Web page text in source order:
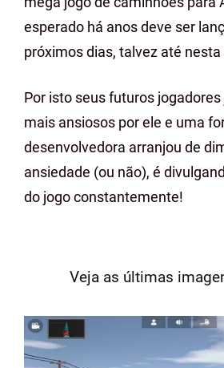
esperado há anos deve ser
próximos dias, talvez até
Por isto seus futuros
mais ansiosos por ele e uma
desenvolvedora arranjou de
ansiedade (ou não), é
do jogo constantemente!
Veja as últimas